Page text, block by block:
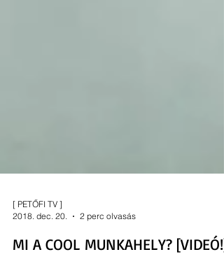
2018. dec. 20.
2 perc olvasás